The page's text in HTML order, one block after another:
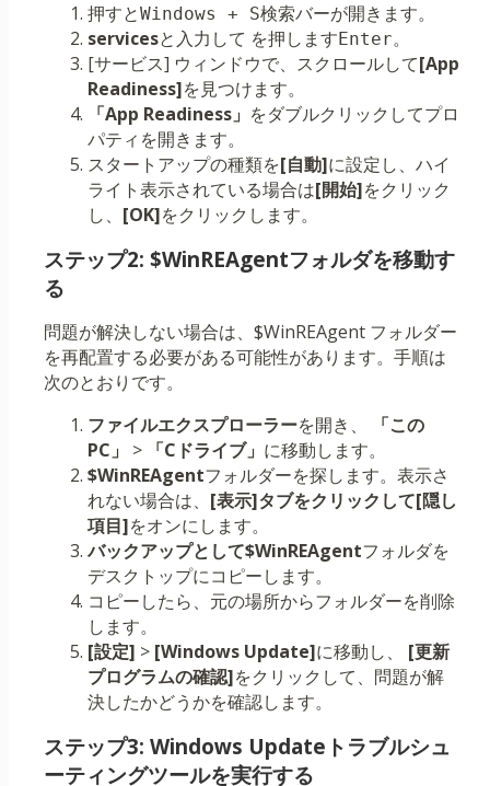
押すとWindows + S検索バーが開きます。
servicesと入力して を押します Enter。
[サービス] ウィンドウで、スクロールして[App
Readiness]を見つけます。
「App Readiness」 をダブルクリックしてプロ
パティを開きます。
スタートアップの種類を[自動]に設定し、ハイ
ライト表示されている場合は[開始]をクリック
し、 [OK]をクリックします。
ステップ2: $WinREAgentフォルダを移動す
る
問題が解決しない場合は、$WinREAgent フォルダー
を再配置する必要がある可能性があります。手順は
次のとおりです。
ファイルエクスプローラーを開き、
「この
PC」
> 「Cドライブ」 に移動します。
$WinREAgentフォルダーを探します。表示さ
れない場合は、 [表示]タブをクリックして[隠し
項目]をオンにします。
バックアップとして$WinREAgentフォルダを
デスクトップにコピーします。
コピーしたら、元の場所からフォルダーを削除
します。
[設定] > [Windows Update]に移動し、 [更新
プログラムの確認]をクリックして、問題が解
決したかどうかを確認します。
ステップ3: Windows Updateトラブルシュ
ーティングツールを実行する